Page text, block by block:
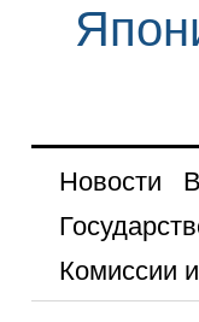
Новости
Комиссии